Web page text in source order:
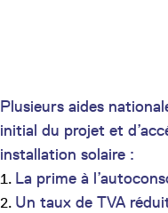
Plusieurs aides
initial du projet et
installation solaire :
La prime à
Un taux de TVA